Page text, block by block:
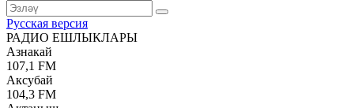
Русская версия
РАДИО ЕШЛЫКЛАРЫ
Азнакай
107,1 FM
Аксубай
104,3 FM